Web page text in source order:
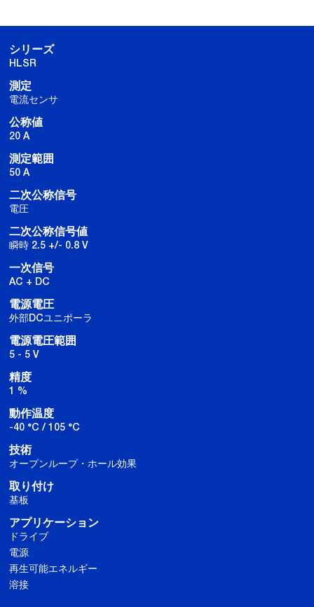
シリーズ
HLSR
測定
電流センサ
公称値
20 A
測定範囲
50 A
二次公称信号
電圧
二次公称信号値
瞬時 2.5 +/- 0.8 V
一次信号
AC + DC
電源電圧
外部DCユニポーラ
電源電圧範囲
5 - 5 V
精度
1 %
動作温度
-40 °C / 105 °C
技術
オープンループ・ホール効果
取り付け
基板
アプリケーション
ドライブ
電源
再生可能エネルギー
溶接